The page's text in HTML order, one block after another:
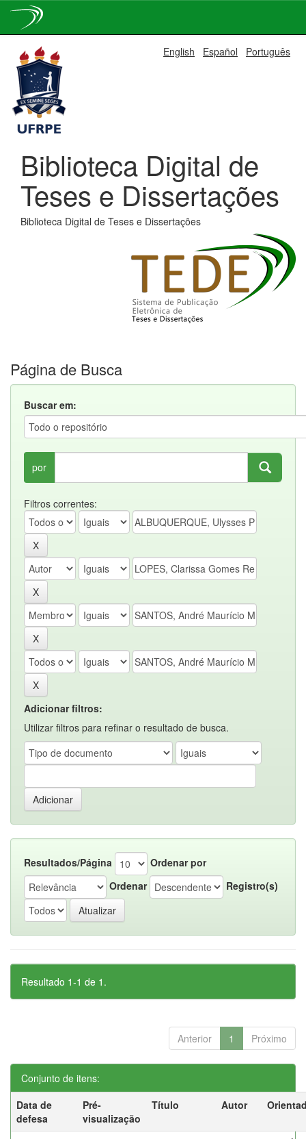
navigation
English Español Português
Biblioteca Digital de
Teses e Dissertações
Biblioteca Digital de Teses e Dissertações
Página de Busca
Buscar em:
por
Filtros correntes:
Adicionar filtros:
Utilizar filtros para refinar o resultado de busca.
Resultados/Página
Ordenar por
Ordenar
Registro(s)
Resultado 1-1 de 1.
Anterior 1 Próximo
Conjunto de itens:
Data de
defesa
Pré-
visualização
Título Autor